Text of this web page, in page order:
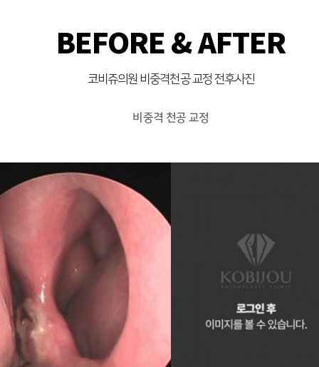
BEFORE & AFTER
코비쥬의원 비중격천공 교정 전후사진
비중격 천공 교정